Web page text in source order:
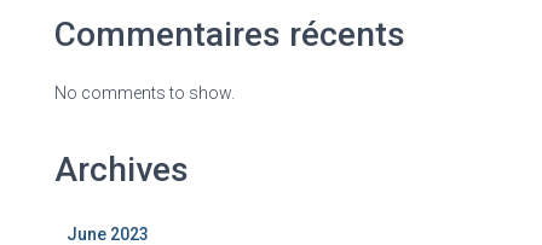
Commentaires récents
No comments to show.
Archives
June 2023